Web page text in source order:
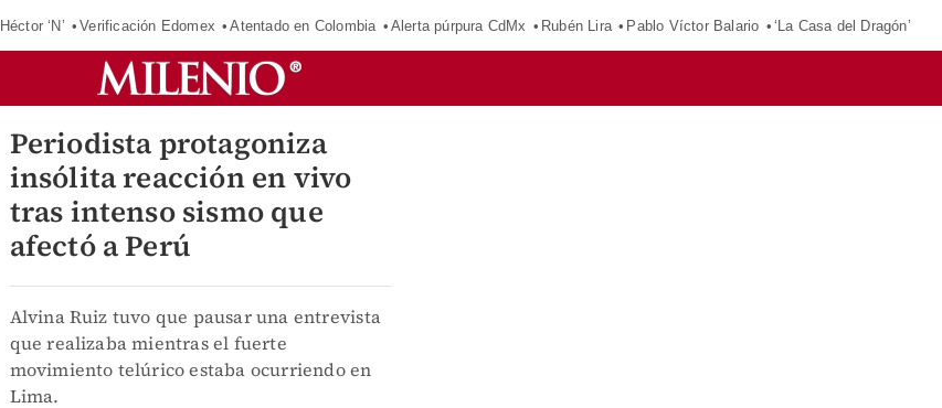
Héctor ‘N’ Verificación Edomex Atentado en Colombia Alerta púrpura CdMx Rubén Lira Pablo Víctor Balario ‘La Casa del Dragón’
Periodista protagoniza
insólita reacción en vivo
tras intenso sismo que
afectó a Perú
Alvina Ruiz tuvo que pausar una entrevista
que realizaba mientras el fuerte
movimiento telúrico estaba ocurriendo en
Lima.